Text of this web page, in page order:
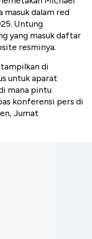
masuk dalam red
Untung
yang masuk daftar
resminya.
di
untuk aparat
mana pintu
konferensi pers di
Jumat